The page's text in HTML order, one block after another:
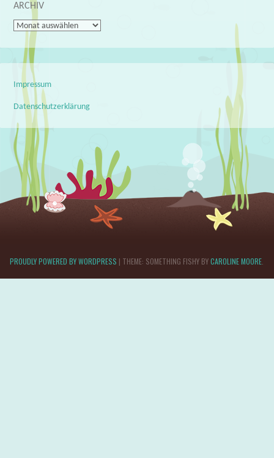
ARCHIV
Archiv
Impressum
Datenschutzerklärung
PROUDLY POWERED BY WORDPRESS | THEME: SOMETHING FISHY BYCAROLINE MOORE